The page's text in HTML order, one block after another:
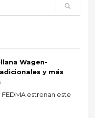
Wagen-
y más
FEDMA estrenan este